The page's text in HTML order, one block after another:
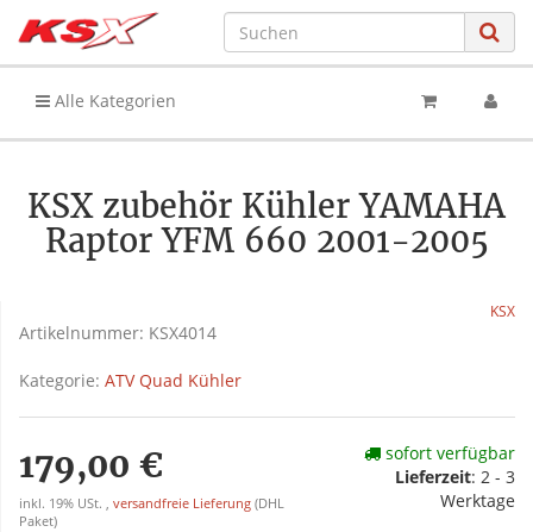
Alle Kategorien
KSX zubehör Kühler YAMAHA
Raptor YFM 660 2001-2005
KSX
Artikelnummer: KSX4014
Kategorie: ATV Quad Kühler
179,00 €
inkl. 19% USt. , versandfreie Lieferung (DHL
Paket)
sofort verfügbar
Lieferzeit: 2 - 3
Werktage